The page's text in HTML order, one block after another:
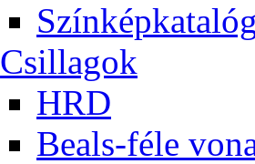
Csil­la­gok
HRD
Be­als-fé­le